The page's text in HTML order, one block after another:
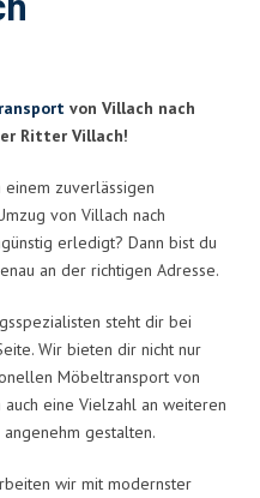
von Villach nach
Ritter Villach!
zuverlässigen
von Villach nach
erledigt? Dann bist du
an der richtigen Adresse.
steht dir bei
Wir bieten dir nicht nur
Möbeltransport von
eine Vielzahl an weiteren
gestalten.
wir mit modernster